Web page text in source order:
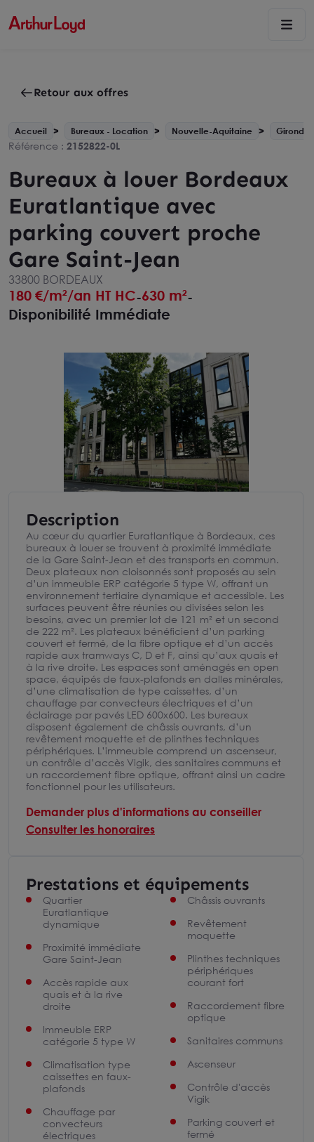
Retour aux offres
Accueil Bureaux - Location Nouvelle-Aquitaine Gironde
Référence : 2152822-0L
Bureaux à louer Bordeaux
Euratlantique avec
parking couvert proche
Gare Saint-Jean
33800 BORDEAUX
180 €/m²/an HT HC-630 m²-
Disponibilité Immédiate
Description
Au cœur du quartier Euratlantique à Bordeaux, ces
bureaux à louer se trouvent à proximité immédiate
de la Gare Saint-Jean et des transports en commun.
Deux plateaux non cloisonnés sont proposés au sein
d’un immeuble ERP catégorie 5 type W, offrant un
environnement tertiaire dynamique et accessible. Les
surfaces peuvent être réunies ou divisées selon les
besoins, avec un premier lot de 121 m² et un second
de 222 m². Les plateaux bénéficient d’un parking
couvert et fermé, de la fibre optique et d’un accès
rapide aux tramways C, D et F, ainsi qu’aux quais et
à la rive droite. Les espaces sont aménagés en open
space, équipés de faux-plafonds en dalles minérales,
d’une climatisation de type caissettes, d’un
chauffage par convecteurs électriques et d’un
éclairage par pavés LED 600x600. Les bureaux
disposent également de châssis ouvrants, d’un
revêtement moquette et de plinthes techniques
périphériques. L’immeuble comprend un ascenseur,
un contrôle d’accès Vigik, des sanitaires communs et
un raccordement fibre optique, offrant ainsi un cadre
fonctionnel pour les utilisateurs.
Demander plus d'informations au conseiller
Consulter les honoraires
Prestations et équipements
Quartier
Euratlantique
dynamique
Proximité immédiate
Gare Saint-Jean
Accès rapide aux
quais et à la rive
droite
Immeuble ERP
catégorie 5 type W
Climatisation type
caissettes en faux-
plafonds
Chauffage par
convecteurs
électriques
Châssis ouvrants
Revêtement
moquette
Plinthes techniques
périphériques
courant fort
Raccordement fibre
optique
Sanitaires communs
Ascenseur
Contrôle d'accès
Vigik
Parking couvert et
fermé